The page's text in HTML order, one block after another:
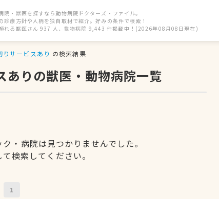
院・獣医を探すなら動物病院ドクターズ・ファイル。
診療方針や人柄を独自取材で紹介。好みの条件で検索！
れる獣医さん 937 人、動物病院 9,443 件掲載中！(2026年08月08日現在)
りサービスあり の検索結果
りの獣医・動物病院一覧
・病院は見つかりませんでした。
検索してください。
1